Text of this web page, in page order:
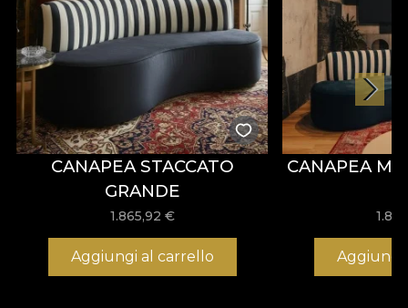
CANAPEA STACCATO
GRANDE
1.865,92 €
Aggiungi al carrello
CANAPEA
Aggiungi